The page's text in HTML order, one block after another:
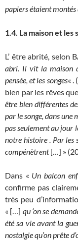
papiers étaient
1.4. La maison et les
L’ être abrité, selon
abri. Il vit la maison
pensée, et les songes« .
bien par les rêves
être bien différentes
par le songe, dans
pas seulement au jour
notre histoire . Par les
compénètrent[…] »
Dans « Un balcon
confirme pas
très peu
« […] qu ‘on se
été sa vie avant la
nostalgie qu’on prête